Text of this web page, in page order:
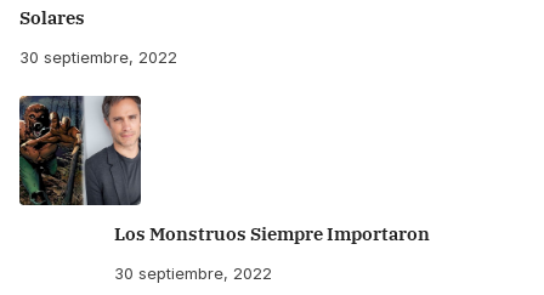
Solares
30 septiembre, 2022
Los Monstruos Siempre Importaron
30 septiembre, 2022